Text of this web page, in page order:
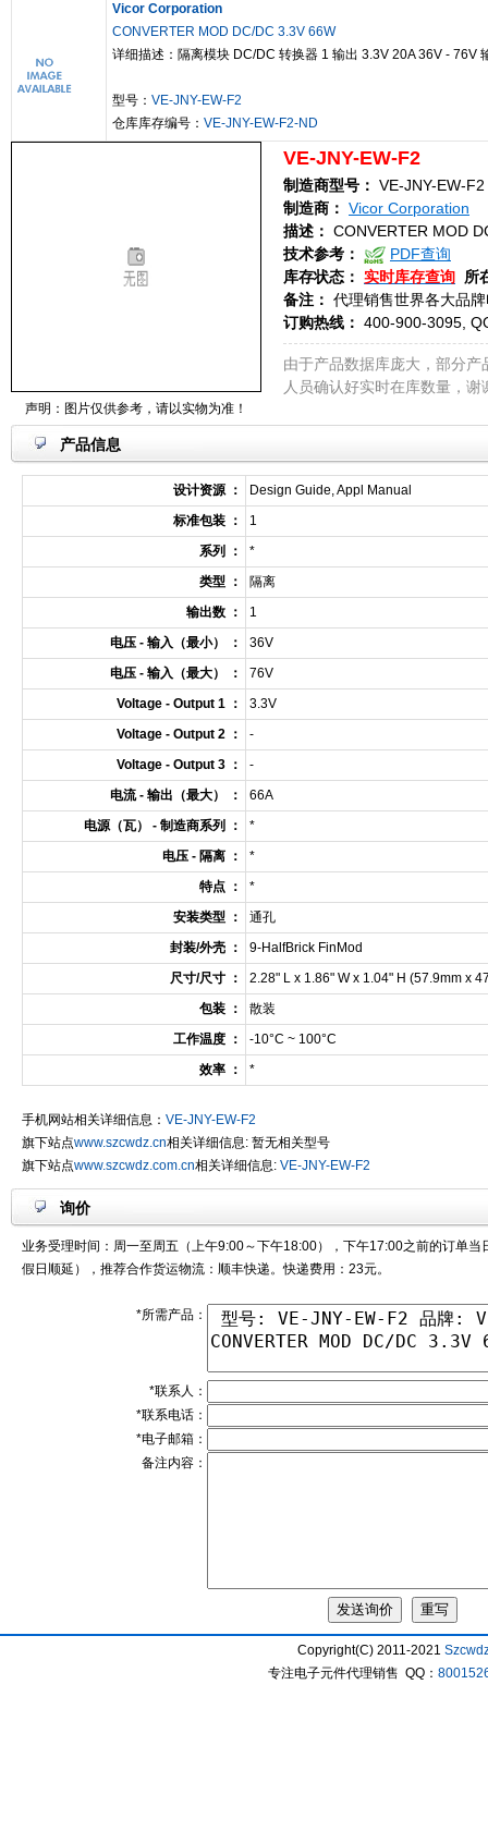
Vicor Corporation
CONVERTER MOD DC/DC 3.3V 66W
详细描述：隔离模块 DC/DC 转换器 1 输出 3.3V 20A 36V - 76V
型号： VE-JNY-EW-F2
仓库库存编号： VE-JNY-EW-F2-ND
声明：图片仅供参考，请以实物为准！
VE-JNY-EW-F2
制造商型号： VE-JNY-EW-F2
制造商： Vicor Corporation
描述： CONVERTER MOD
技术参考：
PDF查询
库存状态： 实时库存查询
所
备注： 代理销售世界各大品
订购热线： 400-900-3095,
由于产品数据库庞大，部分
人员确认好实时在库数量，谢
产品信息
设计资源 ：
Design Guide, Appl Manual
标准包装 ：
1
系列 ：
*
类型 ：
隔离
输出数 ：
1
电压 - 输入（最小） ：
36V
电压 - 输入（最大） ：
76V
Voltage - Output 1 ：
3.3V
Voltage - Output 2 ：
-
Voltage - Output 3 ：
-
电流 - 输出（最大） ：
66A
电源（瓦） - 制造商系列 ：
*
电压 - 隔离 ：
*
特点 ：
*
安装类型 ：
通孔
封装/外壳 ：
9-HalfBrick FinMod
尺寸/尺寸 ：
2.28" L x 1.86" W x 1.04" H (57.9mm x
包装 ：
散装
工作温度 ：
-10°C ~ 100°C
效率 ：
*
手机网站相关详细信息： VE-JNY-EW-F2
旗下站点www.szcwdz.cn相关详细信息: 暂无相关型号
旗下站点www.szcwdz.com.cn相关详细信息: VE-JNY-EW-F2
询价
业务受理时间：周一至周五（上午9:00～下午18:00），下午17:00之前的订单
假日顺延），推荐合作货运物流：顺丰快递。快递费用：23元。
*所需产品：
*联系人：
*联系电话：
*电子邮箱：
备注内容：
Copyright(C) 2011-2021
专注电子元件代理销售 QQ：